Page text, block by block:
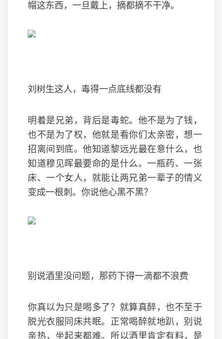
帽这东西，一旦戴上，摘都摘不干净。
刘树生这人，毒得一点底线都没有
明着是兄弟，背后是毒蛇。他不是为了钱，
也不是为了权，他就是看你们太亲密，想一
招离间到底。他知道黎远光最在意什么，也
知道穆见晖最要命的是什么。一瓶药、一张
床、一个女人，就能让两兄弟一辈子的情义
变成一根刺。你说他心黑不黑？
别说酒里没问题，那药下得一滴都不浪费
你真以为只是喝多了？就算真醉，也不至于
脱光衣服同床共眠。正常喝醉就地趴，别说
亲热，坐起来都难。所以酒里肯定有料，是